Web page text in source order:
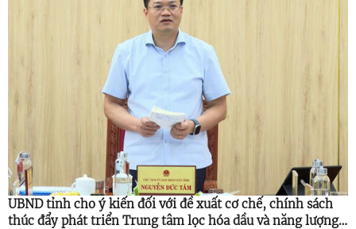
UBND tỉnh cho ý kiến đối với đề xuất cơ chế, chính sách
thúc đẩy phát triển Trung tâm lọc hóa dầu và năng lượng